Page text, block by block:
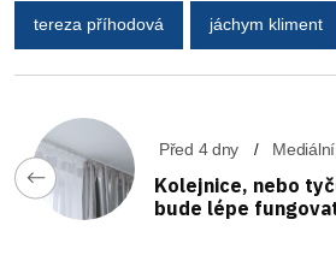
tereza příhodová jáchym kliment
Před 4 dny
Kolejnice, nebo
bude lépe